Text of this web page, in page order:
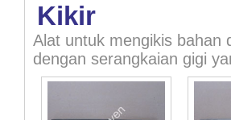
Kikir
Alat untuk mengikis bahan
dengan serangkaian gigi